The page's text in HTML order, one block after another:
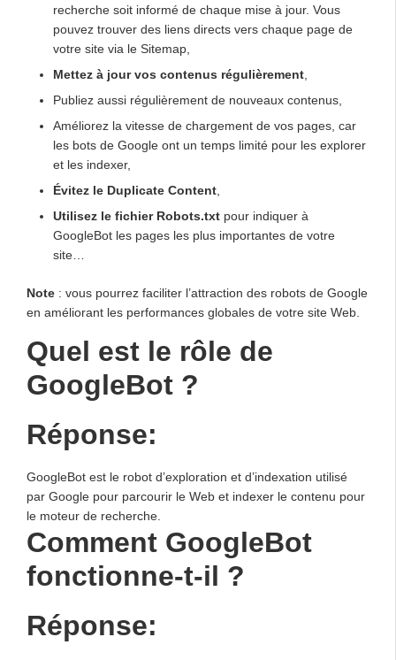
recherche soit informé de chaque mise à jour. Vous
pouvez trouver des liens directs vers chaque page de
votre site via le Sitemap,
Mettez à jour vos contenus régulièrement
Publiez aussi régulièrement de nouveaux contenus,
Améliorez la vitesse de chargement de vos pages, car
les bots de Google ont un temps limité pour les explorer
et les indexer,
Évitez le Duplicate Content
Utilisez le fichier Robots.txt pour indiquer à
GoogleBot les pages les plus importantes de votre
site…
Note : vous pourrez faciliter l’attraction des robots de Google
en améliorant les performances globales de votre site Web.
Quel est le rôle de
GoogleBot ?
Réponse:
GoogleBot est le robot d’exploration et d’indexation utilisé
par Google pour parcourir le Web et indexer le contenu pour
le moteur de recherche.
Comment GoogleBot
fonctionne-t-il ?
Réponse: